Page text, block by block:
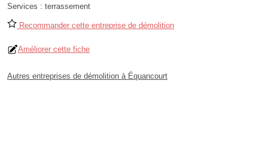
Services : terrassement
Recommander cette entreprise de démolition
Améliorer cette fiche
Autres entreprises de démolition à Équancourt